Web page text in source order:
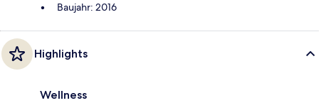
Baujahr: 2016
Highlights
Wellness